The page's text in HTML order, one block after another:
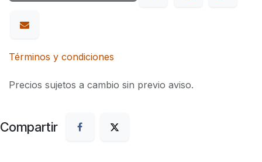
Términos y condiciones
Precios sujetos a cambio sin previo aviso.
Compartir